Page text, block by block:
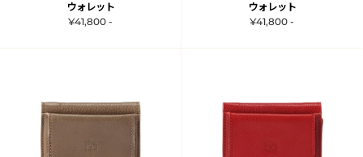
ウォレット
¥41,800 -
ウォレット
¥41,800 -